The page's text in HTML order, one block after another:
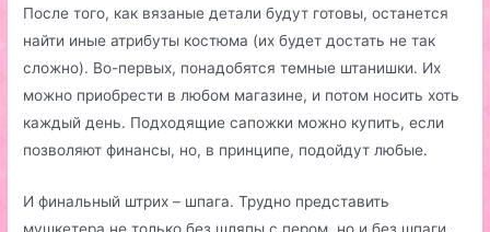
После того, как вязаные детали будут готовы, останется
найти иные атрибуты костюма (их будет достать не так
сложно). Во-первых, понадобятся темные штанишки. Их
можно приобрести в любом магазине, и потом носить хоть
каждый день. Подходящие сапожки можно купить, если
позволяют финансы, но, в принципе, подойдут любые.
И финальный штрих – шпага. Трудно представить